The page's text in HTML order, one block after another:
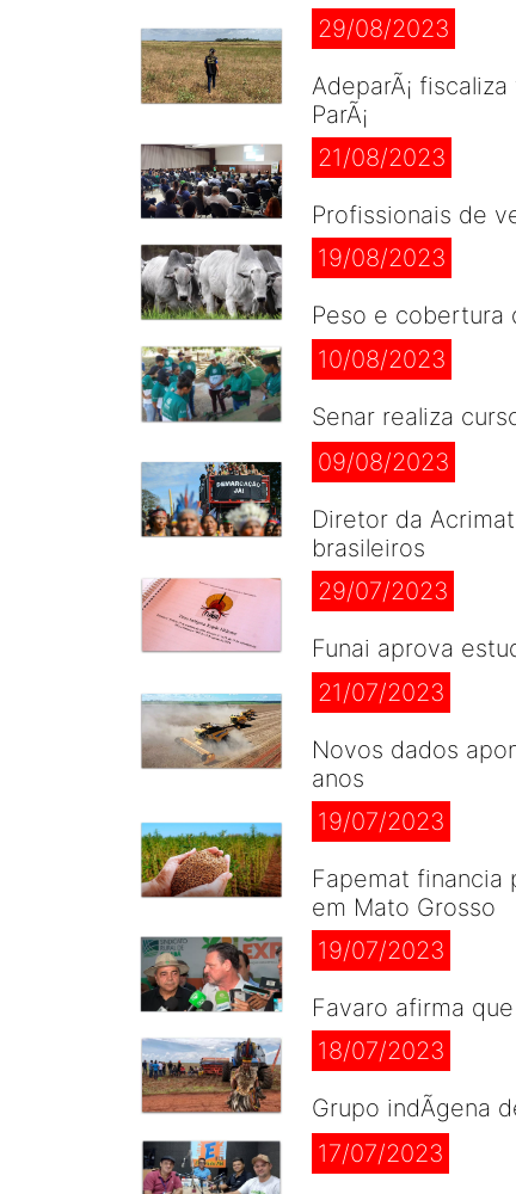
29/08/2023
AdeparÃ¡
ParÃ¡
21/08/2023
Profissionais de
19/08/2023
Peso e cobertura
10/08/2023
Senar realiza
09/08/2023
Diretor da
brasileiros
29/07/2023
Funai aprova
21/07/2023
Novos dados
anos
19/07/2023
Fapemat financia
em Mato Grosso
19/07/2023
Favaro afirma
18/07/2023
Grupo indÃ­gena
17/07/2023